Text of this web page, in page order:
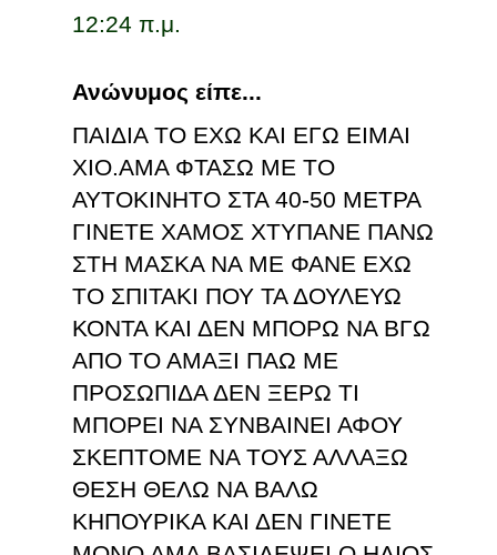
12:24 π.μ.
Ανώνυμος είπε...
ΠΑΙΔΙΑ ΤΟ ΕΧΩ ΚΑΙ ΕΓΩ ΕΙΜΑΙ
ΧΙΟ.ΑΜΑ ΦΤΑΣΩ ΜΕ ΤΟ
ΑΥΤΟΚΙΝΗΤΟ ΣΤΑ 40-50 ΜΕΤΡΑ
ΓΙΝΕΤΕ ΧΑΜΟΣ ΧΤΥΠΑΝΕ ΠΑΝΩ
ΣΤΗ ΜΑΣΚΑ ΝΑ ΜΕ ΦΑΝΕ ΕΧΩ
ΤΟ ΣΠΙΤΑΚΙ ΠΟΥ ΤΑ ΔΟΥΛΕΥΩ
ΚΟΝΤΑ ΚΑΙ ΔΕΝ ΜΠΟΡΩ ΝΑ ΒΓΩ
ΑΠΟ ΤΟ ΑΜΑΞΙ ΠΑΩ ΜΕ
ΠΡΟΣΩΠΙΔΑ ΔΕΝ ΞΕΡΩ ΤΙ
ΜΠΟΡΕΙ ΝΑ ΣΥΝΒΑΙΝΕΙ ΑΦΟΥ
ΣΚΕΠΤΟΜΕ ΝΑ ΤΟΥΣ ΑΛΛΑΞΩ
ΘΕΣΗ ΘΕΛΩ ΝΑ ΒΑΛΩ
ΚΗΠΟΥΡΙΚΑ ΚΑΙ ΔΕΝ ΓΙΝΕΤΕ